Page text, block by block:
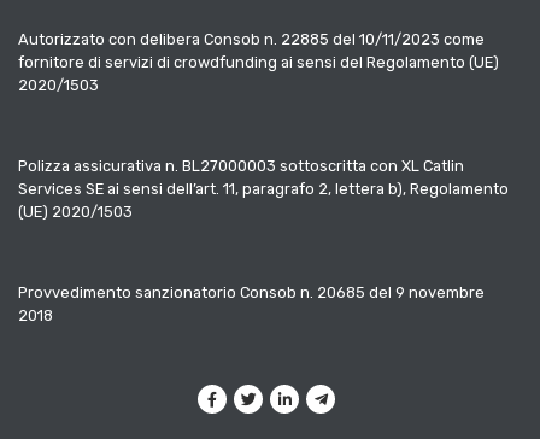
Autorizzato con delibera Consob n. 22885 del 10/11/2023 come
fornitore di servizi di crowdfunding ai sensi del Regolamento (UE)
2020/1503
Polizza assicurativa n. BL27000003 sottoscritta con XL Catlin
Services SE ai sensi dell’art. 11, paragrafo 2, lettera b), Regolamento
(UE) 2020/1503
Provvedimento sanzionatorio Consob n. 20685 del 9 novembre
2018